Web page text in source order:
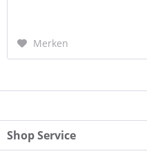
Merken
Shop Service